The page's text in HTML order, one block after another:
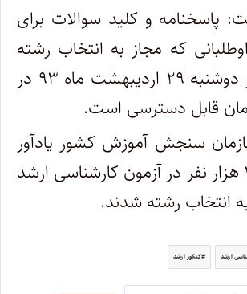
پاسخنامه و کلید سوالات برای
که مجاز به انتخاب رشته
شده اند از روز دوشنبه ۲۹ اردیبهشت ماه ۹۳ در
قابل دسترسی است.
سنجش آموزش کشور یادآور
شد: حدود ۴۰۰ هزار نفر در آزمون کارشناسی ارشد
ارشد کنکور ارشد